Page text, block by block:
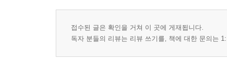
접수된 글은 확인을 거쳐 이 곳에 게재됩니다.
독자 분들의 리뷰는 리뷰 쓰기를, 책에 대한 문의는